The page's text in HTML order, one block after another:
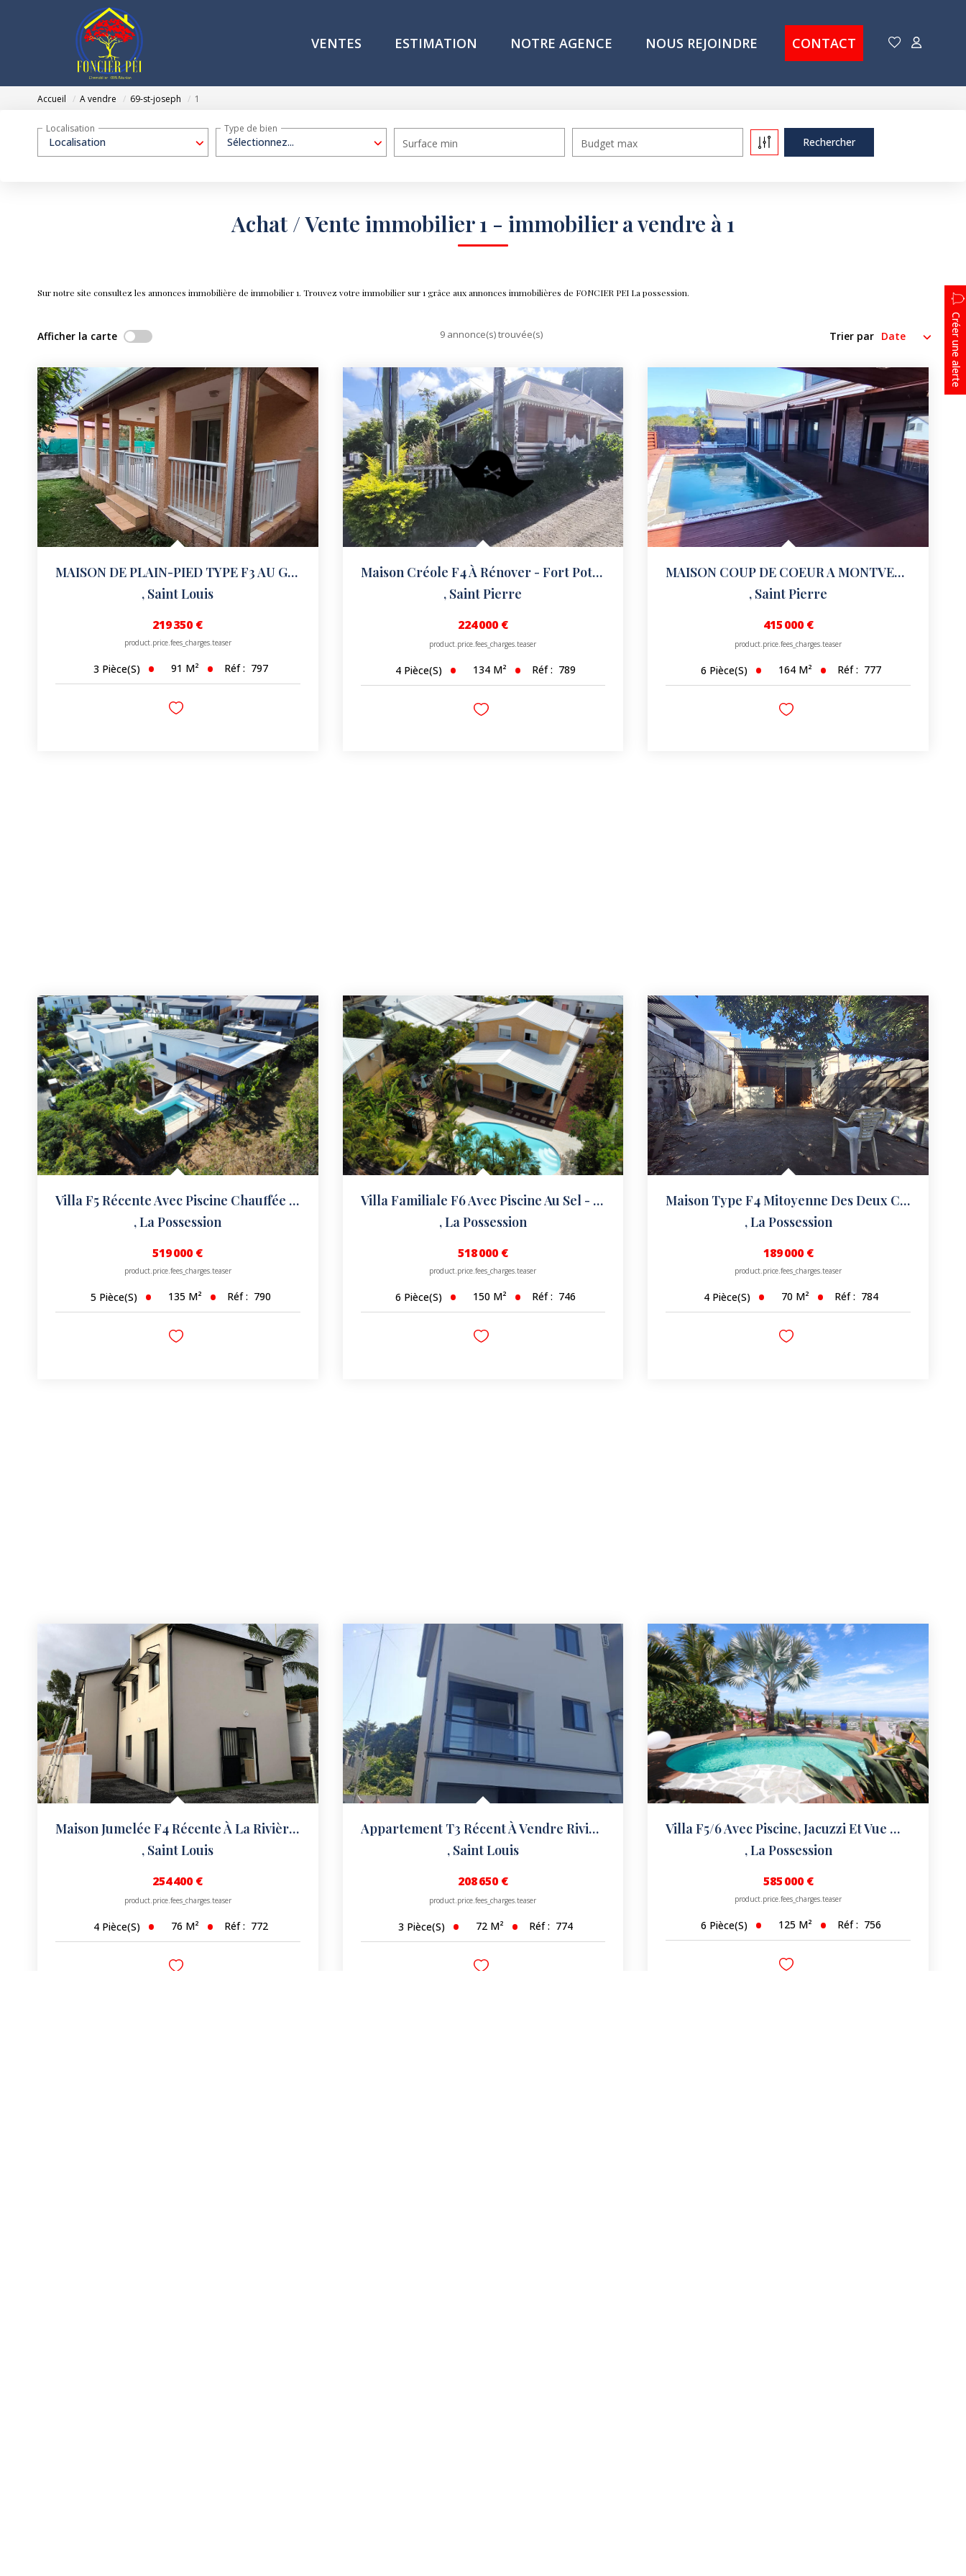
VENTES ESTIMATION NOTRE AGENCE NOUS REJOINDRE CONTACT
Accueil A vendre 69-st-joseph 1
Localisation
Localisation
Sélectionnez...
Type de bien
Surface min Budget max
Achat / Vente immobilier 1 - immobilier a vendre à 1
Sur notre site consultez les annonces immobilière de immobilier 1. Trouvez votre immobilier sur 1 grâce aux annonces immobilières de FONCIER PEI La possession.
Créer une alerte
Afficher la carte 9 annonce(s) trouvée(s) Trier par
MAISON DE PLAIN-PIED TYPE F3 AU GOL LES HAUTS
, Saint Louis
219 350 €
product.price.fees_charges.teaser
3 Pièce(s) 91 M² Réf : 797
Maison Créole F4 À Rénover - Fort Potentiel Sur Terrain...
, Saint Pierre
224 000 €
product.price.fees_charges.teaser
4 Pièce(s) 134 M² Réf : 789
MAISON COUP DE COEUR A MONTVERT LES HAUTS
, Saint Pierre
415 000 €
product.price.fees_charges.teaser
6 Pièce(s) 164 M² Réf : 777
Villa F5 Récente Avec Piscine Chauffée : F3 + F2 Et Local...
,La Possession
519 000 €
product.price.fees_charges.teaser
5 Pièce(s) 135 M² Réf : 790
Villa Familiale F6 Avec Piscine Au Sel - Moulin Joli, La...
,La Possession
518 000 €
product.price.fees_charges.teaser
6 Pièce(s) 150 M² Réf : 746
Maison Type F4 Mitoyenne Des Deux Côtés ZAC St-Laurent
,La Possession
189 000 €
product.price.fees_charges.teaser
4 Pièce(s) 70 M² Réf : 784
Maison Jumelée F4 Récente À La Rivière Saint-Louis
, Saint Louis
254 400 €
product.price.fees_charges.teaser
4 Pièce(s) 76 M² Réf : 772
Appartement T3 Récent À Vendre Rivière Saint-Louis
, Saint Louis
208 650 €
product.price.fees_charges.teaser
3 Pièce(s) 72 M² Réf : 774
Villa F5/6 Avec Piscine, Jacuzzi Et Vue Mer À Couper Le...
,La Possession
585 000 €
product.price.fees_charges.teaser
6 Pièce(s) 125 M² Réf : 756